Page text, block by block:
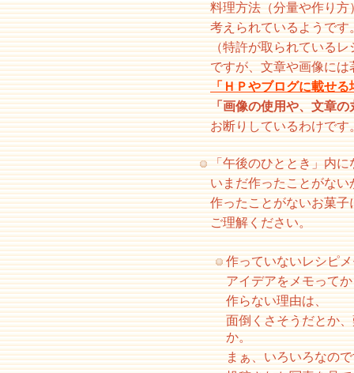
料理方法（分量や作り
考えられているようです
（特許が取られている
ですが、文章や画像に
「ＨＰやブログに載せる
「画像の使用や、文章
お断りしているわけです
「午後のひととき」内に
いまだ作ったことがな
作ったことがないお菓
ご理解ください。
作っていないレシピ
アイデアをメモって
作らない理由は、
面倒くさそうだとか
か。
まぁ、いろいろなの